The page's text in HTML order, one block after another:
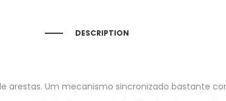
DESCRIPTION
arestas. Um mecanismo sincronizado bastante